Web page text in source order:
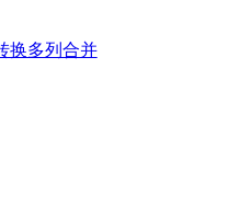
换多列合并